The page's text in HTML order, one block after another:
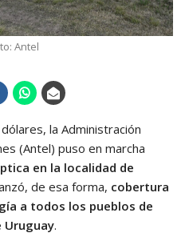
Antel
la Administración
(Antel) puso en marcha
en la localidad de
de esa forma, cobertura
a todos los pueblos de
Uruguay.